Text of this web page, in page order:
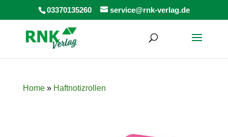
03370135260 service@rnk-verlag.de
Home» Haftnotizrollen